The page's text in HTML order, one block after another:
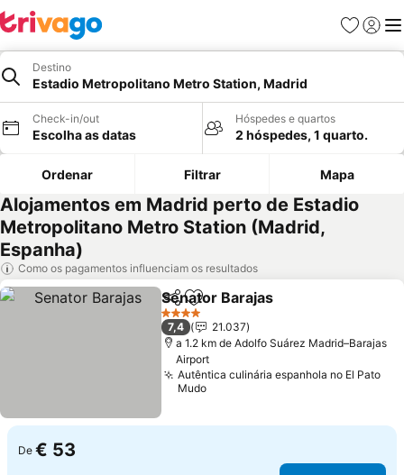
Favoritos
Iniciar
Destino
Estadio Metropolitano Metro Station, Madrid
Check-in/out
Escolha as datas
Hóspedes e quartos
2 hóspedes, 1 quarto.
Ordenar Filtrar Mapa
Alojamentos em Madrid perto de Estadio
Metropolitano Metro Station (Madrid,
Espanha)
Como os pagamentos influenciam os resultados
PartilharAdicionar aos favoritos
Senator Barajas
4 Estrelas
7,4
21.037
a 1.2 km de Adolfo Suárez Madrid–Barajas
Airport
Autêntica culinária espanhola no El Pato
Mudo
De € 53